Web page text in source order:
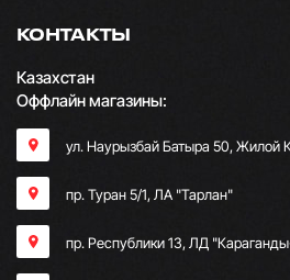
КОНТАКТЫ
Казахстан
Оффлайн магазины:
ул. Наурызбай Батыра 50, Жилой
пр. Туран 5/1, ЛА "Тарлан"
пр. Республики 13, ​ЛД